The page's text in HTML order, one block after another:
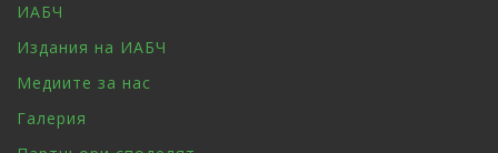
ИАБЧ
Издания на ИАБЧ
Медиите за нас
Галерия